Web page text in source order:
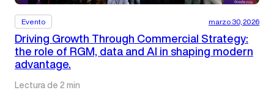
Evento marzo 30, 2026
Driving Growth Through Commercial Strategy:
the role of RGM, data and AI in shaping modern
advantage.
Lectura de 2 min